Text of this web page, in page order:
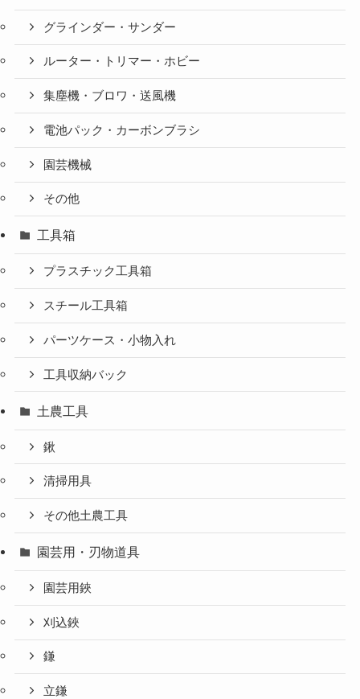
グラインダー・サンダー
ルーター・トリマー・ホビー
集塵機・ブロワ・送風機
電池パック・カーボンブラシ
園芸機械
その他
工具箱
プラスチック工具箱
スチール工具箱
パーツケース・小物入れ
工具収納バック
土農工具
鍬
清掃用具
その他土農工具
園芸用・刃物道具
園芸用鋏
刈込鋏
鎌
立鎌